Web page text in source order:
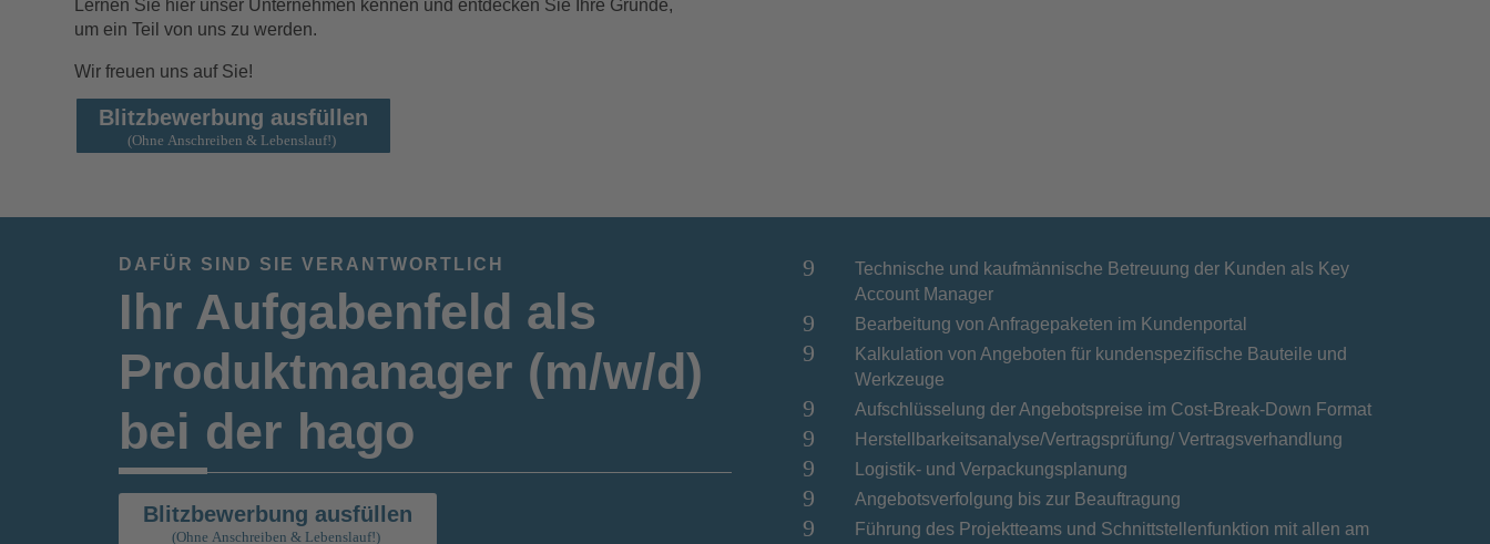
Lernen Sie hier unser Unternehmen kennen und entdecken Sie Ihre Gründe,
um ein Teil von uns zu werden.
Wir freuen uns auf Sie!
Blitzbewerbung ausfüllen
DAFÜR SIND SIE VERANTWORTLICH
Ihr Aufgabenfeld als
Produktmanager (m/w/d)
bei der hago
Blitzbewerbung ausfüllen
9
Technische und kaufmännische Betreuung der Kunden als Key
Account Manager
9 Bearbeitung von Anfragepaketen im Kundenportal
9
Kalkulation von Angeboten für kundenspezifische Bauteile und
Werkzeuge
9 Aufschlüsselung der Angebotspreise im Cost-Break-Down Format
9 Herstellbarkeitsanalyse/Vertragsprüfung/ Vertragsverhandlung
9 Logistik- und Verpackungsplanung
9 Angebotsverfolgung bis zur Beauftragung
9
Führung des Projektteams und Schnittstellenfunktion mit allen am